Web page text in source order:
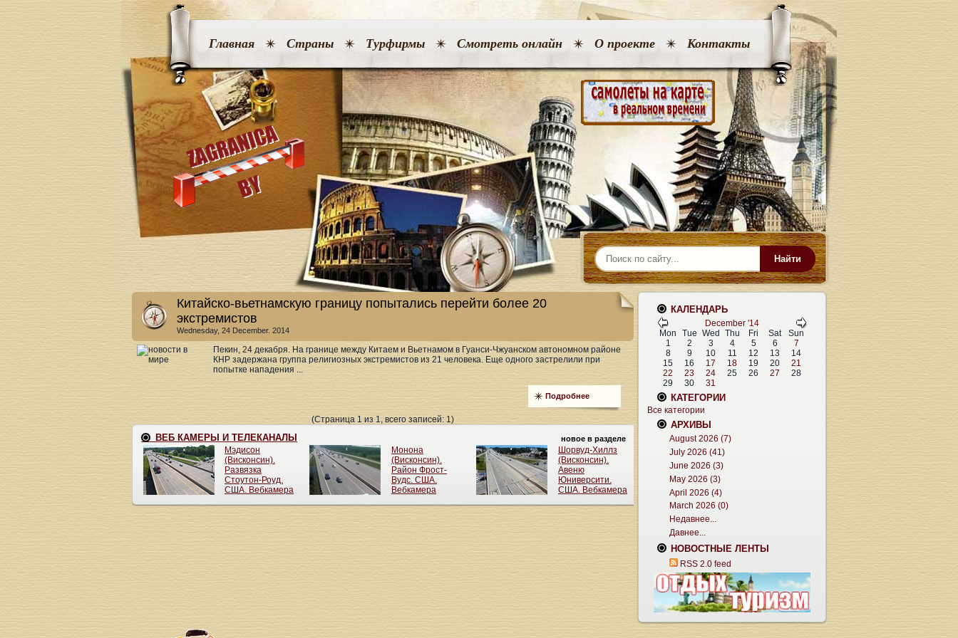
Главная Страны Турфирмы Смотреть онлайн О проекте Контакты
Найти
Китайско-вьетнамскую границу попытались перейти более 20
экстремистов
Wednesday, 24 December. 2014
Пекин, 24 декабря. На границе между Китаем и Вьетнамом в Гуанси-Чжуанском автономном районе
КНР задержана группа религиозных экстремистов из 21 человека. Еще одного застрелили при
попытке нападения ...
Подробнее
(Страница 1 из 1, всего записей: 1)
КАЛЕНДАРЬ
December '14
Mon
Tue Wed Thu Fri Sat
Sun
1
2 3 4 5 6
7
8
9 10 11 12 13
14
15
16 17 18 19 20
21
22
23 24 25 26 27
28
29
30 31
КАТЕГОРИИ
Все категории
АРХИВЫ
August 2026 (7)
July 2026 (41)
June 2026 (3)
May 2026 (3)
April 2026 (4)
March 2026 (0)
Недавнее...
Давнее...
НОВОСТНЫЕ ЛЕНТЫ
RSS 2.0 feed